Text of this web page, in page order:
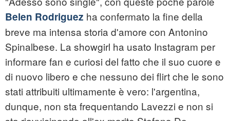
Belen Rodriguez ha confermato la fine della
breve ma intensa storia d'amore con Antonino
Spinalbese. La showgirl ha usato Instagram per
informare fan e curiosi del fatto che il suo cuore e
di nuovo libero e che nessuno dei flirt che le sono
stati attribuiti ultimamente è vero: l'argentina,
dunque, non sta frequentando Lavezzi e non si